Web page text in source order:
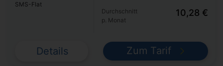
SMS-Flat
Durchschnitt
p. Monat
10,28 €
Details Zum Tarif